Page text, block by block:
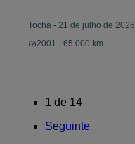
Tocha - 21 de julho de 2026
2001 - 65.000 km
1 de 14
Seguinte